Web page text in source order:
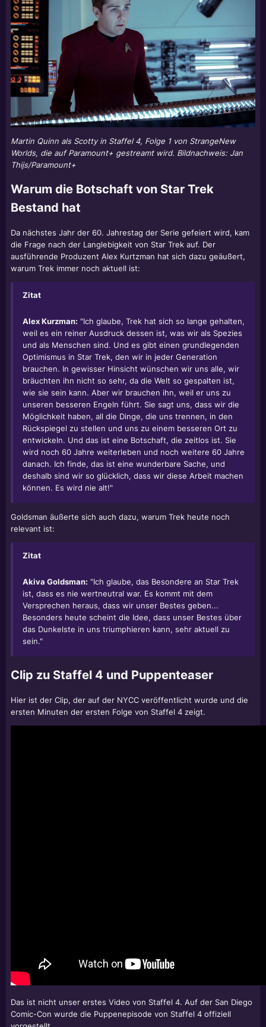
Martin Quinn als Scotty in Staffel 4, Folge 1 von StrangeNew
Worlds, die auf Paramount+ gestreamt wird. Bildnachweis: Jan
Thijs/Paramount+
Warum die Botschaft von Star Trek
Bestand hat
Da nächstes Jahr der 60. Jahrestag der Serie gefeiert wird, kam
die Frage nach der Langlebigkeit von Star Trek auf. Der
ausführende Produzent Alex Kurtzman hat sich dazu geäußert,
warum Trek immer noch aktuell ist:
Zitat
Alex Kurzman: "Ich glaube, Trek hat sich so lange gehalten,
weil es ein reiner Ausdruck dessen ist, was wir als Spezies
und als Menschen sind. Und es gibt einen grundlegenden
Optimismus in Star Trek, den wir in jeder Generation
brauchen. In gewisser Hinsicht wünschen wir uns alle, wir
bräuchten ihn nicht so sehr, da die Welt so gespalten ist,
wie sie sein kann. Aber wir brauchen ihn, weil er uns zu
unseren besseren Engeln führt. Sie sagt uns, dass wir die
Möglichkeit haben, all die Dinge, die uns trennen, in den
Rückspiegel zu stellen und uns zu einem besseren Ort zu
entwickeln. Und das ist eine Botschaft, die zeitlos ist. Sie
wird noch 60 Jahre weiterleben und noch weitere 60 Jahre
danach. Ich finde, das ist eine wunderbare Sache, und
deshalb sind wir so glücklich, dass wir diese Arbeit machen
können. Es wird nie alt!"
Goldsman äußerte sich auch dazu, warum Trek heute noch
relevant ist:
Zitat
Akiva Goldsman: "Ich glaube, das Besondere an Star Trek
ist, dass es nie wertneutral war. Es kommt mit dem
Versprechen heraus, dass wir unser Bestes geben...
Besonders heute scheint die Idee, dass unser Bestes über
das Dunkelste in uns triumphieren kann, sehr aktuell zu
sein."
Clip zu Staffel 4 und Puppenteaser
Hier ist der Clip, der auf der NYCC veröffentlicht wurde und die
ersten Minuten der ersten Folge von Staffel 4 zeigt.
Das ist nicht unser erstes Video von Staffel 4. Auf der San Diego
Comic-Con wurde die Puppenepisode von Staffel 4 offiziell